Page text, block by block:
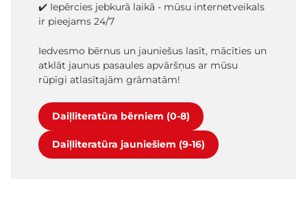
✔️ Iepērcies jebkurā laikā - mūsu internetveikals
ir pieejams 24/7
Iedvesmo bērnus un jauniešus lasīt, mācīties un
atklāt jaunus pasaules apvāršņus ar mūsu
rūpīgi atlasītajām grāmatām!
Daiļliteratūra bērniem (0-8)
Daiļliteratūra jauniešiem (9-16)